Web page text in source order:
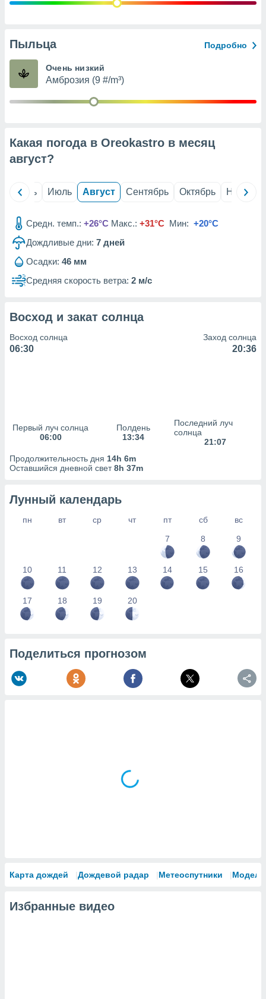
рекламы
сведения
1199
Пыльца Подробно
Очень низкий
Амброзия (9 #/m³)
Какая погода в Oreokastro в месяц
август?
Июнь Июль Август Сентябрь Октябрь Ноябрь
Средн. темп.: +26°C Макс.: +31°C Мин: +20°C
Дождливые дни: 7 дней
Осадки: 46 мм
Средняя скорость ветра: 2 м/с
Восход и закат солнца
Восход солнца
06:30
Заход солнца
20:36
Первый луч солнца
06:00
Полдень
13:34
Последний луч
солнца
21:07
Продолжительность дня 14h 6m
Оставшийся дневной свет8h 37m
Лунный календарь
пн вт ср чт пт сб
вс
7
8 9
10 11 12 13 14 15 16
17 18 19 20
Поделиться прогнозом
Карта дождей Дождевой радар Метеоспутники Модели
Избранные видео